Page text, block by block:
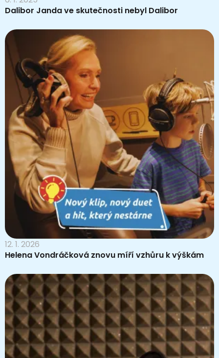
Dalibor Janda ve skutečnosti nebyl Dalibor
12. 1. 2026
Helena Vondráčková znovu míří vzhůru k výškám